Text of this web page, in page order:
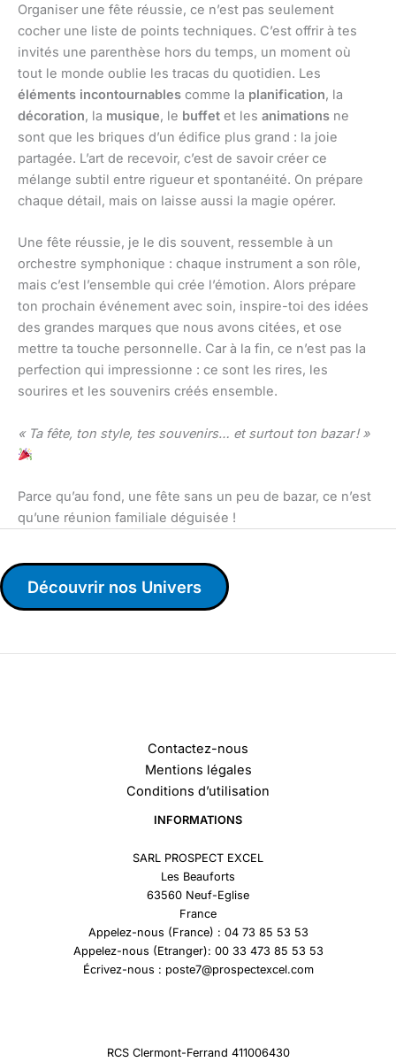
Organiser une fête réussie, ce n’est pas seulement
cocher une liste de points techniques. C’est offrir à tes
invités une parenthèse hors du temps, un moment où
tout le monde oublie les tracas du quotidien. Les
éléments incontournables comme la planification, la
décoration, la musique, le buffet et les animations ne
sont que les briques d’un édifice plus grand : la joie
partagée. L’art de recevoir, c’est de savoir créer ce
mélange subtil entre rigueur et spontanéité. On prépare
chaque détail, mais on laisse aussi la magie opérer.
Une fête réussie, je le dis souvent, ressemble à un
orchestre symphonique : chaque instrument a son rôle,
mais c’est l’ensemble qui crée l’émotion. Alors prépare
ton prochain événement avec soin, inspire-toi des idées
des grandes marques que nous avons citées, et ose
mettre ta touche personnelle. Car à la fin, ce n’est pas la
perfection qui impressionne : ce sont les rires, les
sourires et les souvenirs créés ensemble.
« Ta fête, ton style, tes souvenirs… et surtout ton bazar ! »
Parce qu’au fond, une fête sans un peu de bazar, ce n’est
qu’une réunion familiale déguisée !
Découvrir nos Univers
Contactez-nous
Mentions légales
Conditions d’utilisation
INFORMATIONS
SARL PROSPECT EXCEL
Les Beauforts
63560 Neuf-Eglise
France
Appelez-nous (France) : 04 73 85 53 53
Appelez-nous (Etranger): 00 33 473 85 53 53
Écrivez-nous : poste7@prospectexcel.com
RCS Clermont-Ferrand 411006430